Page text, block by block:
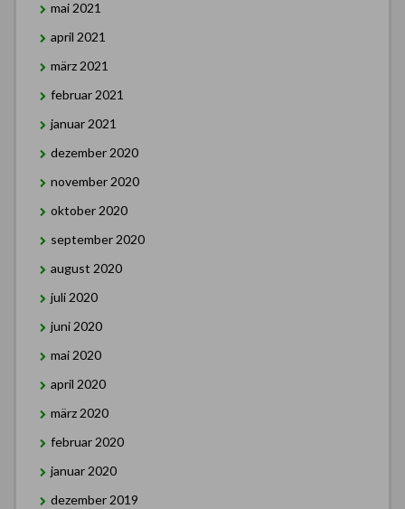
mai 2021
april 2021
märz 2021
februar 2021
januar 2021
dezember 2020
november 2020
oktober 2020
september 2020
august 2020
juli 2020
juni 2020
mai 2020
april 2020
märz 2020
februar 2020
januar 2020
dezember 2019